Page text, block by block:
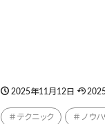
2025年11月12日
テクニック ノウハ